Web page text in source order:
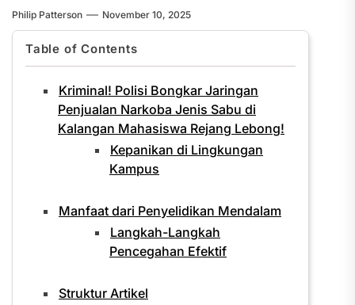
Philip Patterson November 10, 2025
Table of Contents
Kriminal! Polisi Bongkar Jaringan
Penjualan Narkoba Jenis Sabu di
Kalangan Mahasiswa Rejang Lebong!
Kepanikan di Lingkungan
Kampus
Manfaat dari Penyelidikan Mendalam
Langkah-Langkah
Pencegahan Efektif
Struktur Artikel